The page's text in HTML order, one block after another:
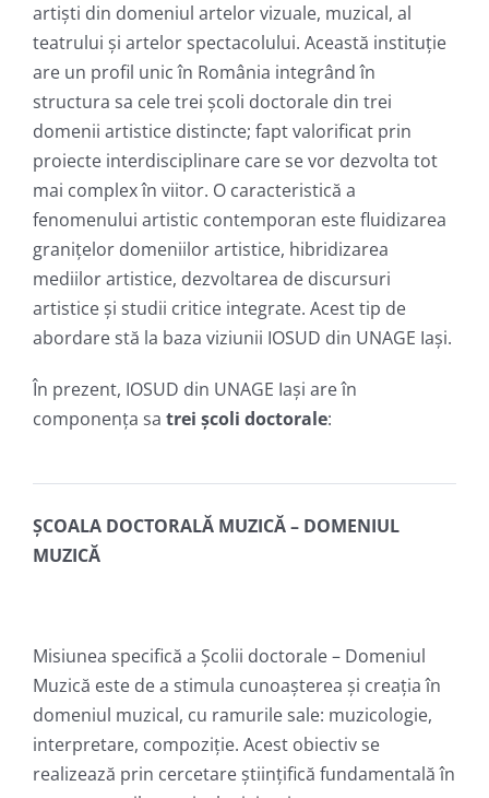
artiști din domeniul artelor vizuale, muzical, al
teatrului și artelor spectacolului. Această instituţie
are un profil unic în România integrând în
structura sa cele trei școli doctorale din trei
domenii artistice distincte; fapt valorificat prin
proiecte interdisciplinare care se vor dezvolta tot
mai complex în viitor. O caracteristică a
fenomenului artistic contemporan este fluidizarea
granițelor domeniilor artistice, hibridizarea
mediilor artistice, dezvoltarea de discursuri
artistice și studii critice integrate. Acest tip de
abordare stă la baza viziunii IOSUD din UNAGE Iași.
În prezent, IOSUD din UNAGE Iași are în
componența sa trei școli doctorale:
ȘCOALA DOCTORALĂ MUZICĂ – DOMENIUL
MUZICĂ
Misiunea specifică a Școlii doctorale – Domeniul
Muzică este de a stimula cunoașterea și creația în
domeniul muzical, cu ramurile sale: muzicologie,
interpretare, compoziție. Acest obiectiv se
realizează prin cercetare științifică fundamentală în